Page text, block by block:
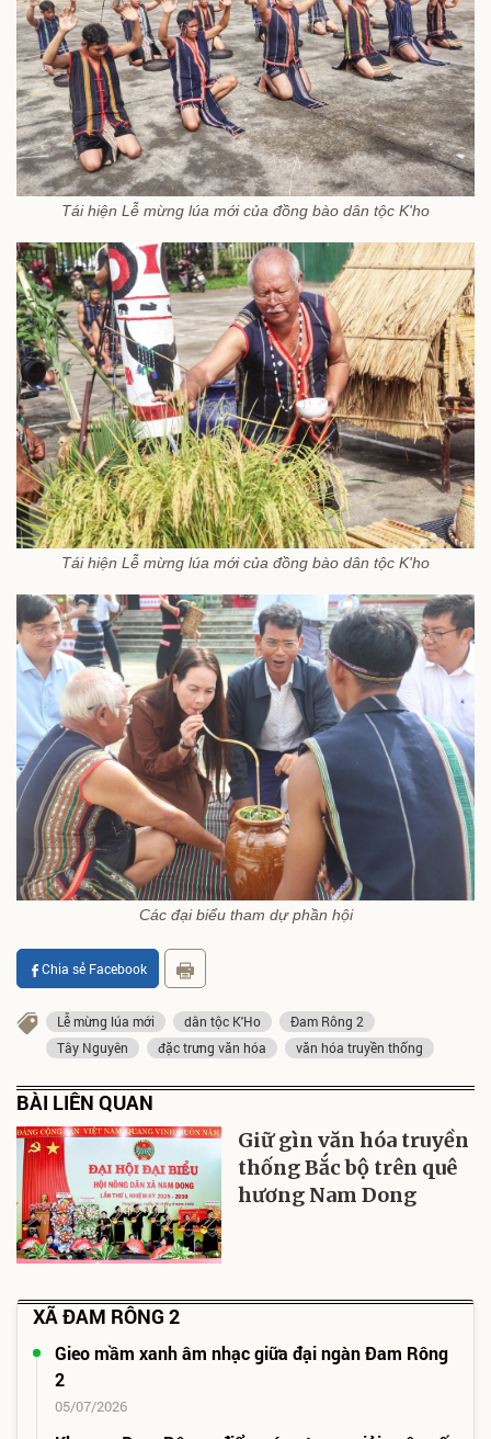
Tái hiện Lễ mừng lúa mới của đồng bào dân tộc K'ho
Tái hiện Lễ mừng lúa mới của đồng bào dân tộc K'ho
Các đại biểu tham dự phần hội
Chia sẻ Facebook
Lễ mừng lúa mới dân tộc K'Ho
Đam Rông 2
Tây Nguyên
đặc trưng văn hóa văn hóa truyền thống
BÀI LIÊN QUAN
Giữ gìn văn hóa truyền
thống Bắc bộ trên quê
hương Nam Dong
XÃ ĐAM RÔNG 2
Gieo mầm xanh âm nhạc giữa đại ngàn Đam Rông
2
05/07/2026